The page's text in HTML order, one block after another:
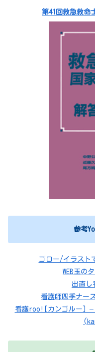
第41回救急救命
参考
ゴロー/イラスト
WEB玉の
出直し
看護師四季ナー
看護roo![カンゴルー] –